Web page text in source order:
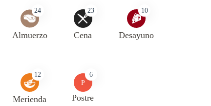
24
Almuerzo
23
Cena
10
Desayuno
12
Merienda
P
6
Postre